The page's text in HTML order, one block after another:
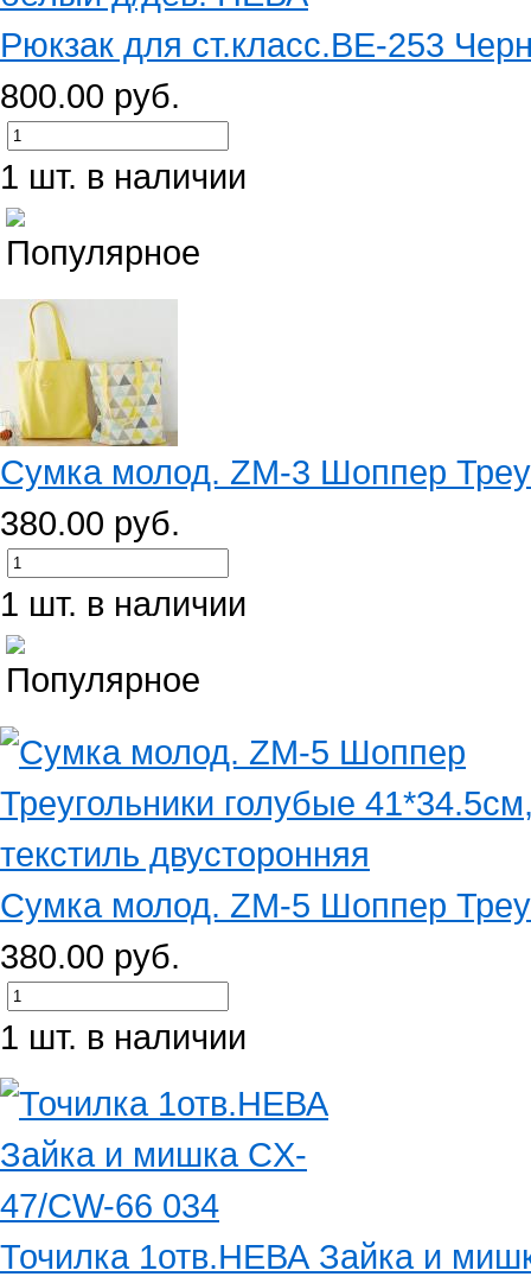
Рюкзак для ст.класс.BE-253
800.00 руб.
1 шт. в наличии
Сумка молод. ZM-3 Шоппер
380.00 руб.
1 шт. в наличии
Сумка молод. ZM-5 Шоппер
380.00 руб.
1 шт. в наличии
Точилка 1отв.НЕВА Зайка и